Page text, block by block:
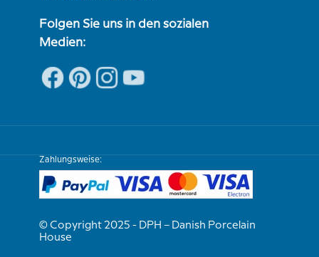
Folgen Sie uns in den sozialen
Medien:
Zahlungsweise:
© Copyright 2025 - DPH – Danish Porcelain
House